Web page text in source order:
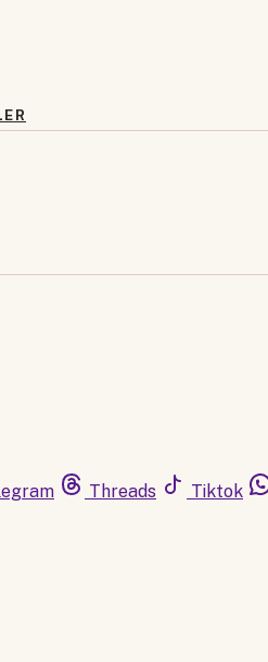
Threads Tiktok